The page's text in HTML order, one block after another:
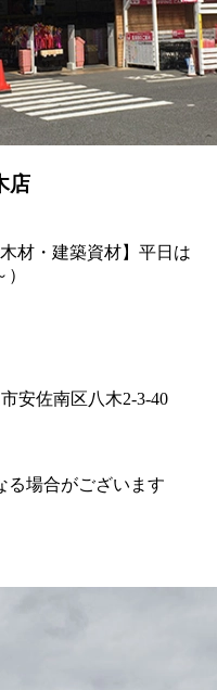
店
材・建築資材】平日は
安佐南区八木2-3-40
る場合がございます